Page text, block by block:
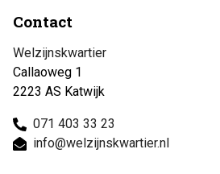
Contact
Welzijnskwartier
Callaoweg 1
2223 AS Katwijk
071 403 33 23
info@welzijnskwartier.nl